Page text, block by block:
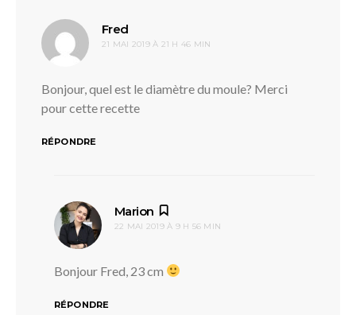
Fred
21 MAI 2019 À 21 H 46 MIN
Bonjour, quel est le diamètre du moule? Merci
pour cette recette
RÉPONDRE
Marion
22 MAI 2019 À 9 H 56 MIN
Bonjour Fred, 23 cm
RÉPONDRE